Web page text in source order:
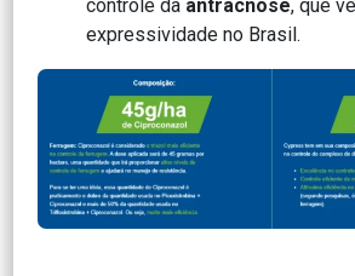
controle da antracnose, que
expressividade no Brasil.